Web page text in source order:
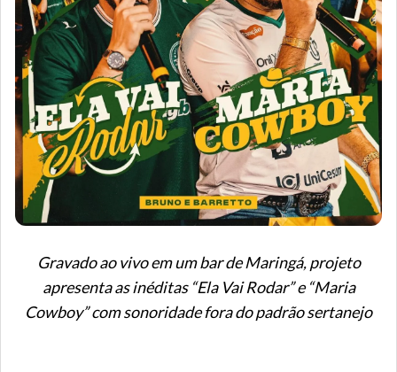
Gravado ao vivo em um bar de Maringá, projeto
apresenta as inéditas “Ela Vai Rodar” e “Maria
Cowboy” com sonoridade fora do padrão sertanejo